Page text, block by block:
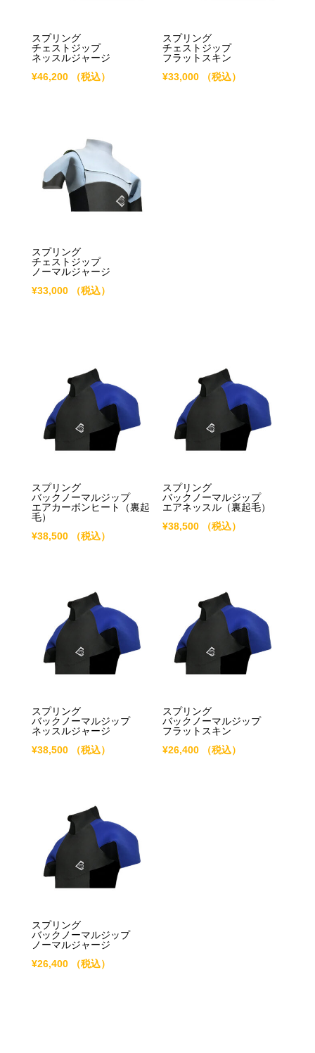
スプリング
チェストジップ
ネッスルジャージ
¥46,200 （税込）
スプリング
チェストジップ
フラットスキン
¥33,000 （税込）
スプリング
チェストジップ
ノーマルジャージ
¥33,000 （税込）
スプリング
バックノーマルジップ
エアカーボンヒート（裏起
毛）
¥38,500 （税込）
スプリング
バックノーマルジップ
エアネッスル（裏起毛）
¥38,500 （税込）
スプリング
バックノーマルジップ
ネッスルジャージ
¥38,500 （税込）
スプリング
バックノーマルジップ
フラットスキン
¥26,400 （税込）
スプリング
バックノーマルジップ
ノーマルジャージ
¥26,400 （税込）